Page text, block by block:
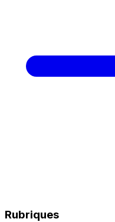
Rubriques